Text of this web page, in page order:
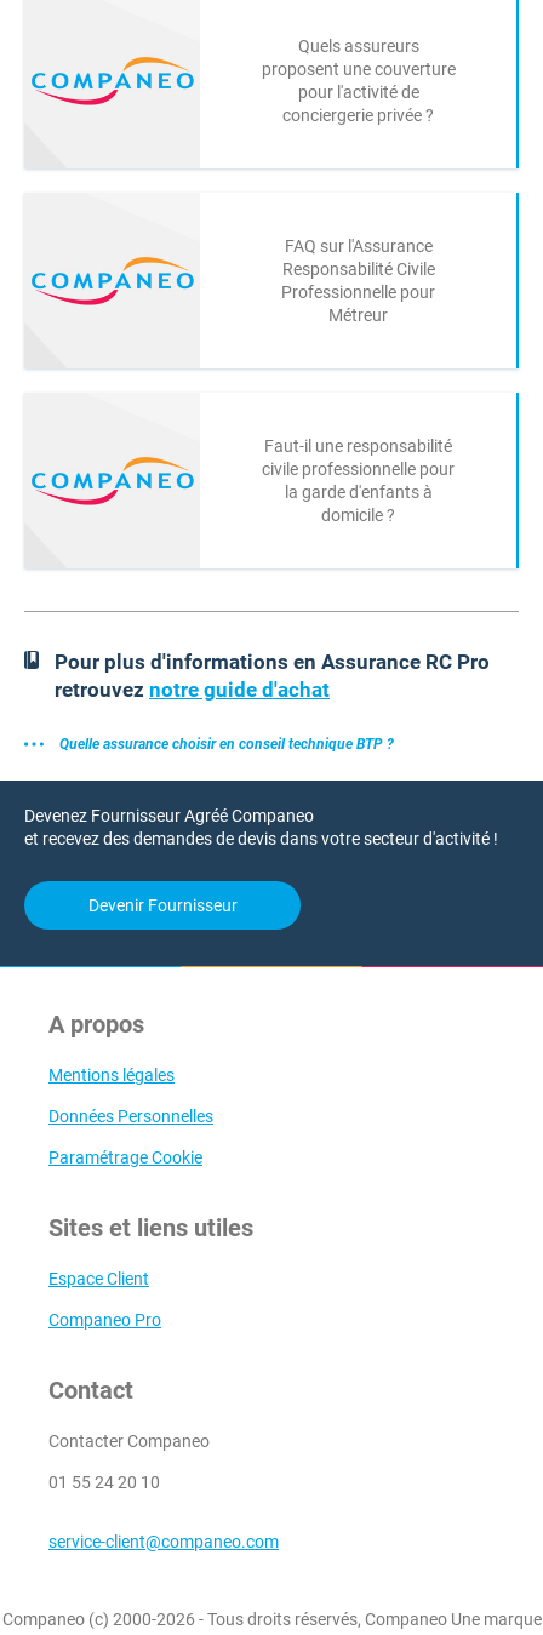
Quels assureurs
proposent une couverture
pour l'activité de
conciergerie privée ?
FAQ sur l'Assurance
Responsabilité Civile
Professionnelle pour
Métreur
Faut-il une responsabilité
civile professionnelle pour
la garde d'enfants à
domicile ?
Pour plus d'informations en Assurance RC Pro
retrouvez notre guide d'achat
Quelle assurance choisir en conseil technique BTP ?
Devenez Fournisseur Agréé Companeo
et recevez des demandes de devis dans votre secteur d'activité !
Devenir Fournisseur
A propos
Mentions légales
Données Personnelles
Paramétrage Cookie
Sites et liens utiles
Espace Client
Companeo Pro
Contact
Contacter Companeo
01 55 24 20 10
service-client@companeo.com
Companeo (c) 2000-2026 - Tous droits réservés, Companeo Une marque